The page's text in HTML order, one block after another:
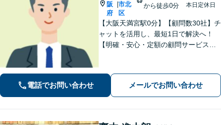
阪
府
市北
区
から徒歩0分
本日定休日
【大阪天満宮駅0分】【顧問数30社】チ
ャットを活用し、最短1日で解決へ！
【明確・安心・定額の顧問サービス】
者さまの負担を減らし、皆さまにとっ
て最善の解決を目指します【休日・夜
間対応】
電話でお問い合わせ メールでお問い合わせ